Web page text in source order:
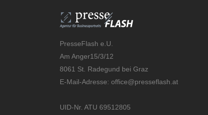
PresseFlash e.U.
Am Anger15/3/12
8061 St. Radegund bei Graz
E-Mail-Adresse: office@presseflash.at
UID-Nr. ATU 69512805